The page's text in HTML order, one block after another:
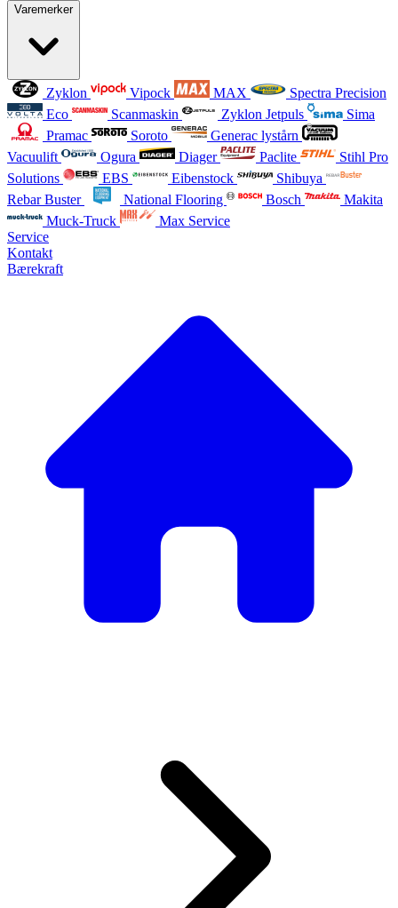
Varemerker
Zyklon Vipock MAX
Spectra Precision
Eco
Scanmaskin Zyklon Jetpuls
Sima
Pramac
Soroto
Generac lystårn
Vacuulift
Ogura Diager Paclite
Stihl Pro
Solutions
EBS Eibenstock
Shibuya
Rebar Buster
National Flooring Bosch
Makita
Muck-Truck
Max Service
Service
Kontakt
Bærekraft